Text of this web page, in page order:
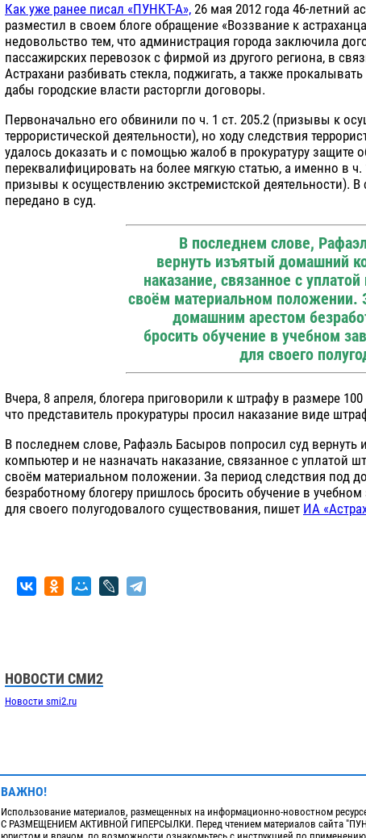
Как уже ранее писал «ПУНКТ-А»,26 мая 2012 года 46-летний
разместил в своем блоге обращение «Воззвание к
недовольство тем, что администрация города заключила
пассажирских перевозок с фирмой из другого региона, в
Астрахани разбивать стекла, поджигать, а также
дабы городские власти расторгли договоры.
Первоначально его обвинили по ч. 1 ст. 205.2 (призывы к
террористической деятельности), но ходу следствия
удалось доказать и с помощью жалоб в прокуратуру защите
переквалифицировать на более мягкую статью, а именно в
призывы к осуществлению экстремистской деятельности).
передано в суд.
В последнем слове,
вернуть изъятый домашний
наказание, связанное с
своём материальном положении.
домашним арестом
бросить обучение в учебном
для своего
Вчера, 8 апреля, блогера приговорили к штрафу в размере
что представитель прокуратуры просил наказание виде
В последнем слове, Рафаэль Басыров попросил суд
компьютер и не назначать наказание, связанное с уплатой
своём материальном положении. За период следствия под
безработному блогеру пришлось бросить обучение в
для своего полугодовалого существования, пишет ИА
НОВОСТИ СМИ2
Новости smi2.ru
ВАЖНО!
Использование материалов, размещенных на информационно-новостном
С РАЗМЕЩЕНИЕМ АКТИВНОЙ ГИПЕРСЫЛКИ. Перед чтением материалов сайта